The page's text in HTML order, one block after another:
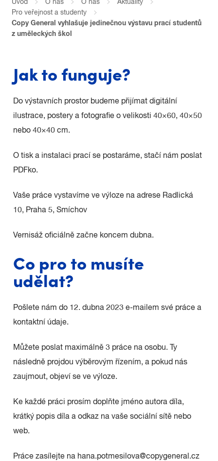
Úvod O nás O nás
Aktuality
Pro veřejnost a studenty
Copy General vyhlašuje jedinečnou výstavu prací studentů
z uměleckých škol
Jak to funguje?
Do výstavních prostor budeme přijímat digitální
ilustrace, postery a fotografie o velikosti 40×60, 40×50
nebo 40×40 cm.
O tisk a instalaci prací se postaráme, stačí nám poslat
PDFko.
Vaše práce vystavíme ve výloze na adrese Radlická
10, Praha 5, Smíchov
Vernisáž oficiálně začne koncem dubna.
Co pro to musíte
udělat?
Pošlete nám do 12. dubna 2023 e-mailem své práce a
kontaktní údaje.
Můžete poslat maximálně 3 práce na osobu. Ty
následně projdou výběrovým řízením, a pokud nás
zaujmout, objeví se ve výloze.
Ke každé práci prosím doplňte jméno autora díla,
krátký popis díla a odkaz na vaše sociální sítě nebo
web.
Práce zasílejte na hana.potmesilova@copygeneral.cz